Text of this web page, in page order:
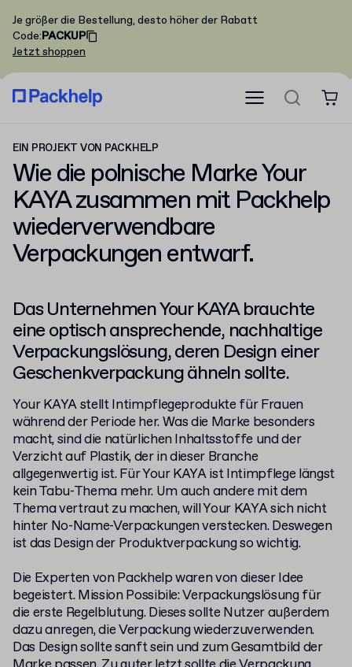
Je größer die Bestellung, desto höher der Rabatt
Code:PACKUP
Jetzt shoppen
EIN PROJEKT VON PACKHELP
Wie die polnische Marke Your
KAYA zusammen mit Packhelp
wiederverwendbare
Verpackungenentwarf.
Das Unternehmen Your KAYA brauchte
eine optisch ansprechende, nachhaltige
Verpackungslösung, deren Design einer
Geschenkverpackung ähneln sollte.
Your KAYA stellt Intimpflegeprodukte für Frauen
während der Periode her. Was die Marke besonders
macht, sind die natürlichen Inhaltsstoffe und der
Verzicht auf Plastik, der in dieser Branche
allgegenwertig ist. Für Your KAYA ist Intimpflege längst
kein Tabu-Thema mehr. Um auch andere mit dem
Thema vertraut zu machen, will Your KAYA sich nicht
hinter No-Name-Verpackungen verstecken. Deswegen
ist das Design der Produktverpackung so wichtig.
Die Experten von Packhelp waren von dieser Idee
begeistert. Mission Possibile: Verpackungslösung für
die erste Regelblutung. Dieses sollte Nutzer außerdem
dazu anregen, die Verpackung wiederzuverwenden.
Das Design sollte sanft sein und zum Gesamtbild der